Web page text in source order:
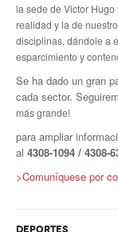
la sede de Victor
realidad y la de
disciplinas, dándole a
esparcimiento y
Se ha dado un gran
cada sector.
más grande!
para ampliar
al 4308-1094 / 4308-
>Comuníquese por